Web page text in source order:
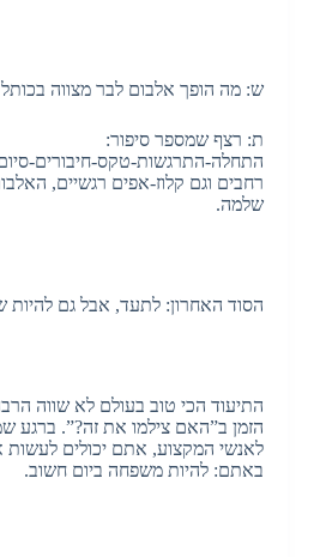
ש: מה הופך אלבום לבר מצווה בכותל
ת: רצף שמספר סיפור:
התחלה-התרגשות-טקס-חיבורים-
רחבים וגם קלוז-אפים רגשיים,
שלמה.
הסוד האחרון: לתעד, אבל גם להיות
התיעוד הכי טוב בעולם לא שווה
הזמן ב”האם צילמו את זה?”. ברגע
לאנשי המקצוע, אתם יכולים
באתם: להיות משפחה ביום חשוב.